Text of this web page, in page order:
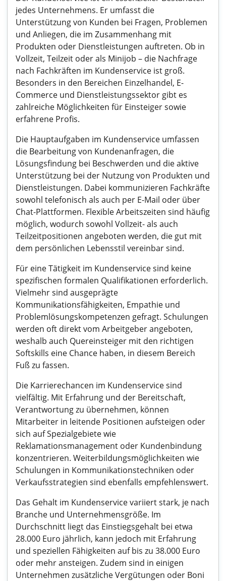
jedes Unternehmens. Er umfasst die
Unterstützung von Kunden bei Fragen, Problemen
und Anliegen, die im Zusammenhang mit
Produkten oder Dienstleistungen auftreten. Ob in
Vollzeit, Teilzeit oder als Minijob – die Nachfrage
nach Fachkräften im Kundenservice ist groß.
Besonders in den Bereichen Einzelhandel, E-
Commerce und Dienstleistungssektor gibt es
zahlreiche Möglichkeiten für Einsteiger sowie
erfahrene Profis.
Die Hauptaufgaben im Kundenservice umfassen
die Bearbeitung von Kundenanfragen, die
Lösungsfindung bei Beschwerden und die aktive
Unterstützung bei der Nutzung von Produkten und
Dienstleistungen. Dabei kommunizieren Fachkräfte
sowohl telefonisch als auch per E-Mail oder über
Chat-Plattformen. Flexible Arbeitszeiten sind häufig
möglich, wodurch sowohl Vollzeit- als auch
Teilzeitpositionen angeboten werden, die gut mit
dem persönlichen Lebensstil vereinbar sind.
Für eine Tätigkeit im Kundenservice sind keine
spezifischen formalen Qualifikationen erforderlich.
Vielmehr sind ausgeprägte
Kommunikationsfähigkeiten, Empathie und
Problemlösungskompetenzen gefragt. Schulungen
werden oft direkt vom Arbeitgeber angeboten,
weshalb auch Quereinsteiger mit den richtigen
Softskills eine Chance haben, in diesem Bereich
Fuß zu fassen.
Die Karrierechancen im Kundenservice sind
vielfältig. Mit Erfahrung und der Bereitschaft,
Verantwortung zu übernehmen, können
Mitarbeiter in leitende Positionen aufsteigen oder
sich auf Spezialgebiete wie
Reklamationsmanagement oder Kundenbindung
konzentrieren. Weiterbildungsmöglichkeiten wie
Schulungen in Kommunikationstechniken oder
Verkaufsstrategien sind ebenfalls empfehlenswert.
Das Gehalt im Kundenservice variiert stark, je nach
Branche und Unternehmensgröße. Im
Durchschnitt liegt das Einstiegsgehalt bei etwa
28.000 Euro jährlich, kann jedoch mit Erfahrung
und speziellen Fähigkeiten auf bis zu 38.000 Euro
oder mehr ansteigen. Zudem sind in einigen
Unternehmen zusätzliche Vergütungen oder Boni